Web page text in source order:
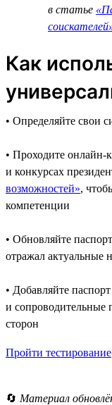
в статье
Как
• Определяйте свои
• Проходите онлайн-
и конкурсах
возможностей»,
компетенции
• Обновляйте
отражал актуальные
• Добавляйте
и сопроводительные
сторон
Пройти тестирование
🔄 Материал